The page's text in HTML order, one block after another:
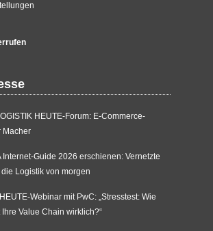
HEUTE-Forum: E-Commerce-
Macher
Internet-Guide 2026 erschienen: Vernetzte
die Logistik von morgen
Webinar mit PwC: „Stresstest: Wie
Value Chain wirklich?“